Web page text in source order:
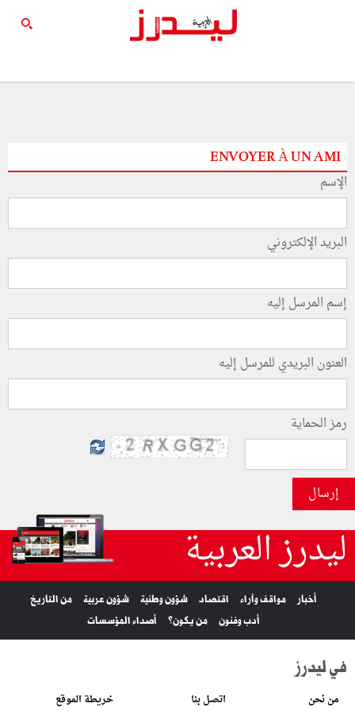
ENVOYER À UN AMI
الإسم
البريد الإلكتروني
إسم المرسل إليه
العنون البريدي للمرسل إليه
رمز الحماية
إرسال
ليدرز العربية
أخبار مواقف وآراء اقتصاد شؤون وطنية شؤون عربية
من التاريخ
أدب وفنون
من يكون؟ أصداء المؤسسات
في ليدرز
من نحن اتصل بنا خريطة الموقع